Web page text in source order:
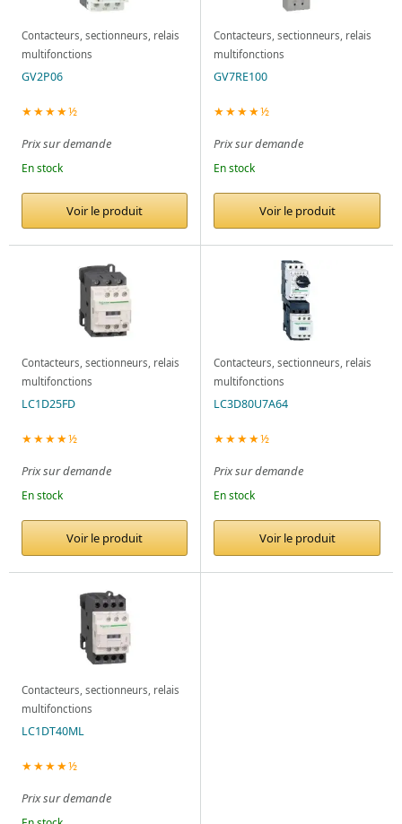
Contacteurs, sectionneurs, relais
multifonctions
GV2P06
★★★★½
Prix sur demande
En stock
Voir le produit
Contacteurs, sectionneurs, relais
multifonctions
GV7RE100
★★★★½
Prix sur demande
En stock
Voir le produit
Contacteurs, sectionneurs, relais
multifonctions
LC1D25FD
★★★★½
Prix sur demande
En stock
Voir le produit
Contacteurs, sectionneurs, relais
multifonctions
LC3D80U7A64
★★★★½
Prix sur demande
En stock
Voir le produit
Contacteurs, sectionneurs, relais
multifonctions
LC1DT40ML
★★★★½
Prix sur demande